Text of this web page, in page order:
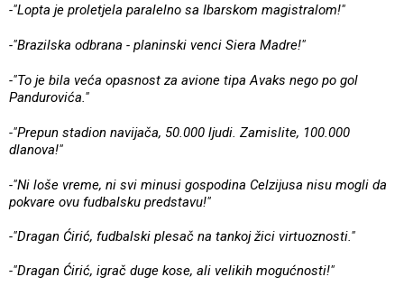
-"Lopta je proletjela paralelno sa Ibarskom magistralom!"
-"Brazilska odbrana - planinski venci Siera Madre!"
-"To je bila veća opasnost za avione tipa Avaks nego po gol
Pandurovića."
-"Prepun stadion navijača, 50.000 ljudi. Zamislite, 100.000
dlanova!"
-"Ni loše vreme, ni svi minusi gospodina Celzijusa nisu mogli da
pokvare ovu fudbalsku predstavu!"
-"Dragan Ćirić, fudbalski plesač na tankoj žici virtuoznosti."
-"Dragan Ćirić, igrač duge kose, ali velikih mogućnosti!"